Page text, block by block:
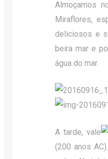
Almoçamos
Miraflores,
deliciosos e
beira mar e
água do mar.
A tarde, vale
(200 anos